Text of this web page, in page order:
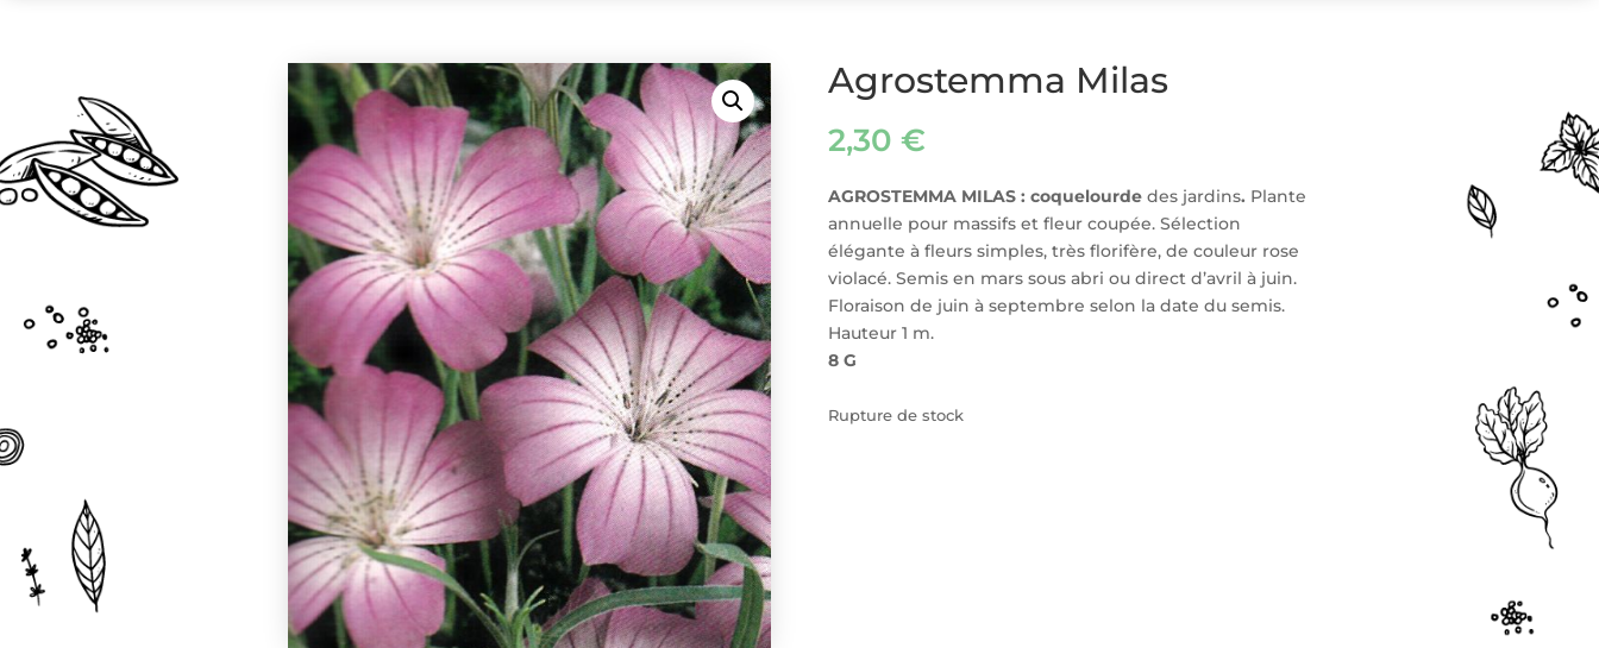
Agrostemma Milas
2,30 €
AGROSTEMMA MILAS : coquelourdedes jardins. Plante
annuelle pour massifs et fleur coupée. Sélection
élégante à fleurs simples, très florifère, de couleur rose
violacé. Semis en mars sous abri ou direct d’avril à juin.
Floraison de juin à septembre selon la date du semis.
Hauteur 1 m.
8 G
Rupture de stock